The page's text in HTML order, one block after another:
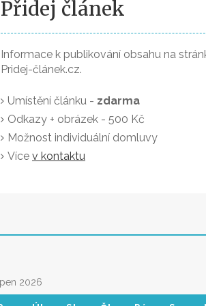
Přidej článek
Informace k publikování obsahu na
Pridej-článek.cz.
Umístění článku - zdarma
Odkazy + obrázek - 500 Kč
Možnost individuální domluvy
Více v kontaktu
2026